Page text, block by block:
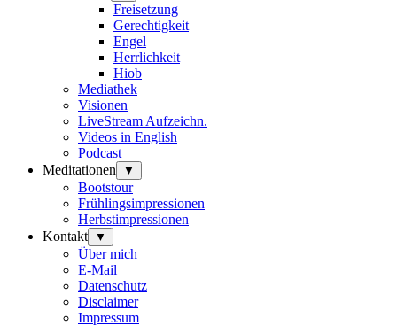
Freisetzung
Gerechtigkeit
Engel
Herrlichkeit
Hiob
Mediathek
Visionen
LiveStream Aufzeichn.
Videos in English
Podcast
Meditationen
▼
Bootstour
Frühlingsimpressionen
Herbstimpressionen
Kontakt
▼
Über mich
E-Mail
Datenschutz
Disclaimer
Impressum